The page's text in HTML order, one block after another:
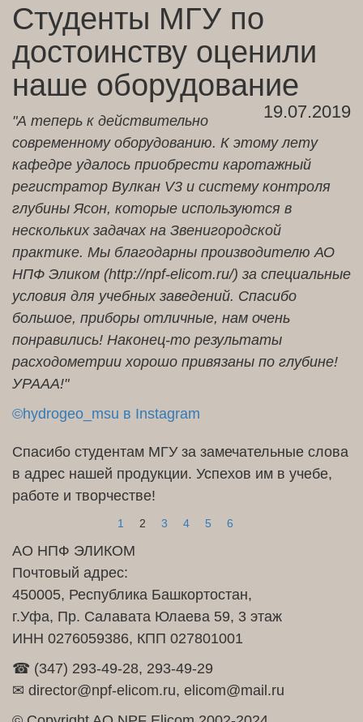
Студенты МГУ по
достоинству оценили
наше оборудование
19.07.2019
"А теперь к действительно
современному оборудованию. К этому лету
кафедре удалось приобрести каротажный
регистратор Вулкан V3 и систему контроля
глубины Ясон, которые используются в
нескольких задачах на Звенигородской
практике. Мы благодарны производителю АО
НПФ Эликом (http://npf-elicom.ru/) за специальные
условия для учебных заведений. Спасибо
большое, приборы отличные, нам очень
понравились! Наконец-то результаты
расходометрии хорошо привязаны по глубине!
УРААА!"
©hydrogeo_msu в Instagram
Спасибо студентам МГУ за замечательные слова
в адрес нашей продукции. Успехов им в учебе,
работе и творчестве!
1 2 3 4 5 6
АО НПФ ЭЛИКОМ
Почтовый адрес:
450005, Республика Башкортостан,
г.Уфа, Пр. Салавата Юлаева 59, 3 этаж
ИНН 0276059386, КПП 027801001
☎ (347) 293-49-28, 293-49-29
✉ director@npf-elicom.ru, elicom@mail.ru